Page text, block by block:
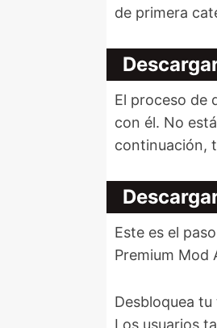
de primera
El proceso de
con él. No
continuación,
Este es el
Premium Mod
Desbloquea
Los usuarios